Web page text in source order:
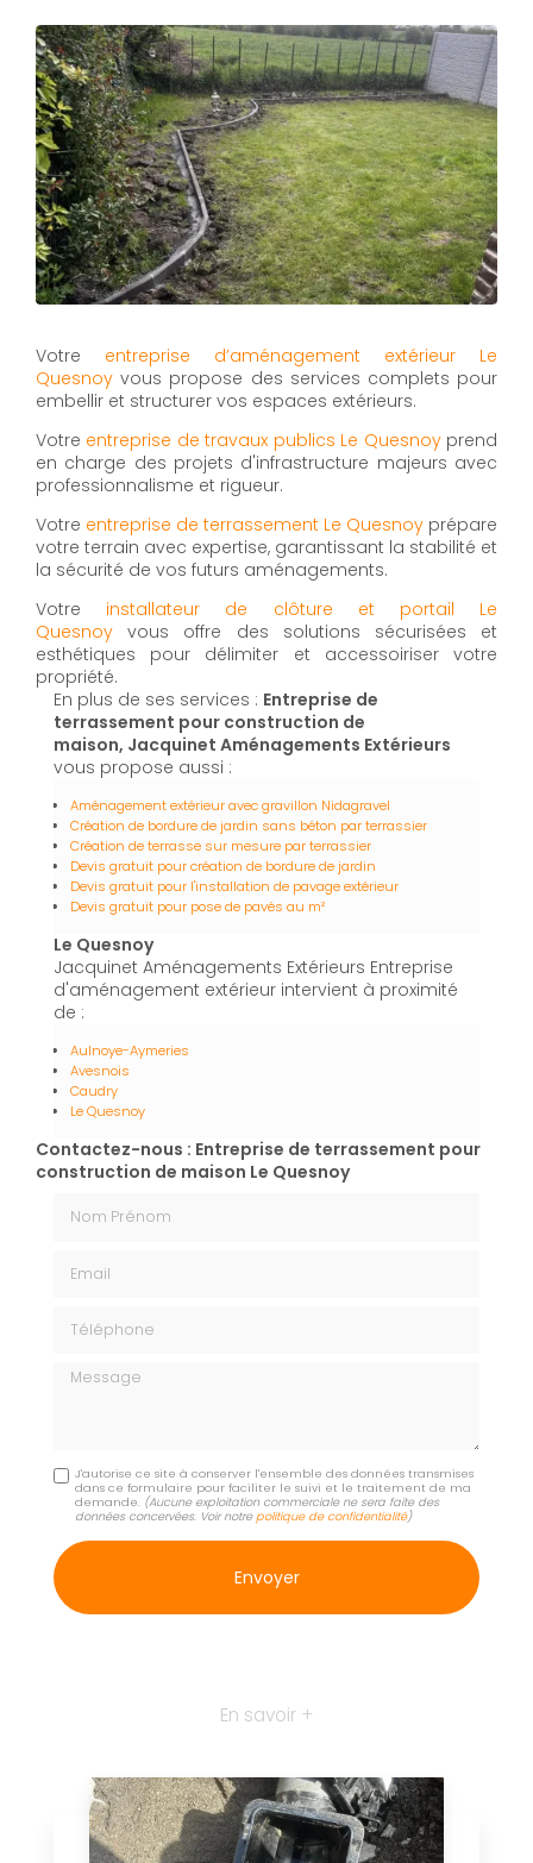
Votre entreprise d’aménagement extérieur Le
Quesnoy vous propose des services complets pour
embellir et structurer vos espaces extérieurs.
Votre entreprise de travaux publics Le Quesnoyprend
en charge des projets d'infrastructure majeurs avec
professionnalisme et rigueur.
Votre entreprise de terrassement Le Quesnoy prépare
votre terrain avec expertise, garantissant la stabilité et
la sécurité de vos futurs aménagements.
Votre installateur de clôture et portail Le
Quesnoy vous offre des solutions sécurisées et
esthétiques pour délimiter et accessoiriser votre
propriété.
En plus de ses services : Entreprise de
terrassement pour construction de
maison, Jacquinet Aménagements Extérieurs
vous propose aussi :
Aménagement extérieur avec gravillon Nidagravel
Création de bordure de jardin sans béton par terrassier
Création de terrasse sur mesure par terrassier
Devis gratuit pour création de bordure de jardin
Devis gratuit pour l'installation de pavage extérieur
Devis gratuit pour pose de pavés au m²
Le Quesnoy
Jacquinet Aménagements Extérieurs Entreprise
d'aménagement extérieur intervient à proximité
de :
Aulnoye-Aymeries
Avesnois
Caudry
Le Quesnoy
Contactez-nous : Entreprise de terrassement pour
construction de maison Le Quesnoy
Message
J'autorise ce site à conserver l'ensemble des données transmises
dans ce formulaire pour faciliter le suivi et le traitement de ma
demande. (Aucune exploitation commerciale ne sera faite des
données concervées. Voir notrepolitique de confidentialité)
En savoir +